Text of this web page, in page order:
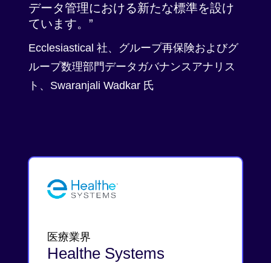
データ管理における新たな標準を設け
ています。
Ecclesiastical 社、グループ再保険およびグ
ループ数理部門データガバナンスアナリス
ト、Swaranjali Wadkar 氏
医療業界
Healthe Systems